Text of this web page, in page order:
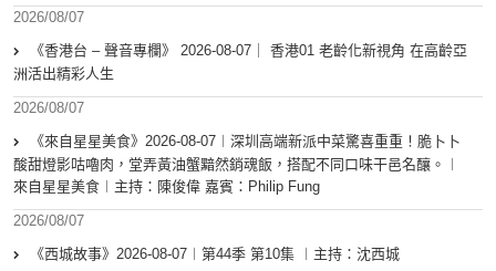
2026/08/07
《香港台 – 聲音專欄》 2026-08-07｜ 香港01 老齡化新視角 在高齡亞
洲活出精彩人生
2026/08/07
《來自星星美食》2026-08-07︱深圳高端新派中菜驚喜重重！脆卜卜
酸甜燈影咕嚕肉，堂弄黃油蟹黯然銷魂飯，搭配不同口味干邑名釀。︱
來自星星美食︱主持：陳俊偉 嘉賓：Philip Fung
2026/08/07
《西城故事》2026-08-07︱第44季 第10集 ︱主持：沈西城